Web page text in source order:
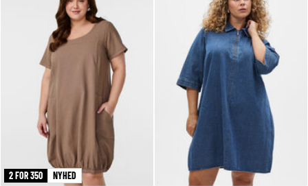
2 FOR 350 NYHED